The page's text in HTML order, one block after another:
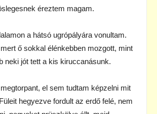
éreztem magam.
a hátsó ugrópályára vonultam.
ő sokkal élénkebben mozgott, mint
neki jót tett a kis kiruccanásunk.
el sem tudtam képzelni mit
hegyezve fordult az erdő felé, nem